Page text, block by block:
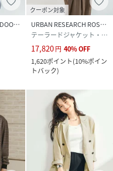
URBAN RESEARCH DOORS
クーポン対象
URBAN RESEARCH ROSSO
テーラードジャケット・ブレザー
17,820円 40%OFF
1,620ポイント(10%ポイン
トバック)